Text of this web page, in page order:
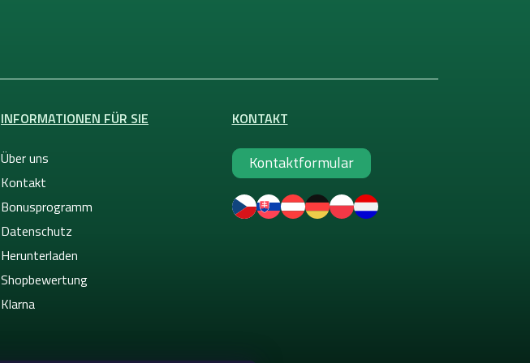
INFORMATIONEN FÜR SIE
Über uns
Kontakt
Bonusprogramm
Datenschutz
Herunterladen
Shopbewertung
Klarna
KONTAKT
Kontaktformular